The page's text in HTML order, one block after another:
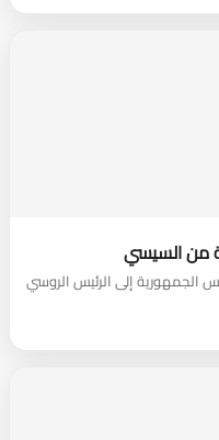
من السيسي
الجمهورية إلى الرئيس الروسي